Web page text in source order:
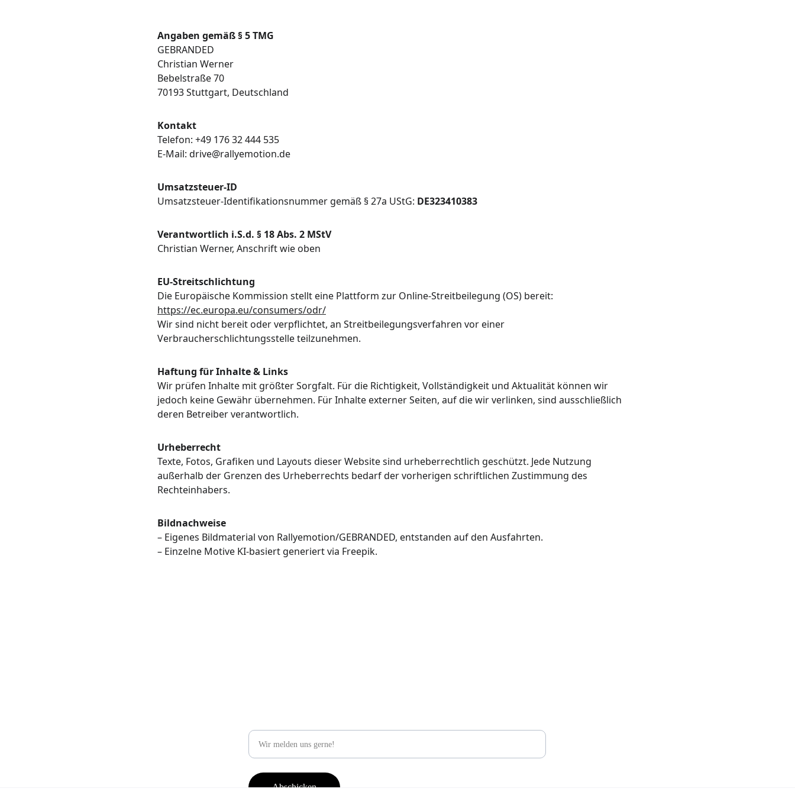
Angaben gemäß § 5 TMG
GEBRANDED
Christian Werner
Bebelstraße 70
70193 Stuttgart, Deutschland
Kontakt
Telefon: +49 176 32 444 535
E-Mail: drive@rallyemotion.de
Umsatzsteuer-ID
Umsatzsteuer-Identifikationsnummer gemäß § 27a UStG: DE323410383
Verantwortlich i.S.d. § 18 Abs. 2 MStV
Christian Werner, Anschrift wie oben
EU-Streitschlichtung
Die Europäische Kommission stellt eine Plattform zur Online-Streitbeilegung (OS) bereit:
https://ec.europa.eu/consumers/odr/
Wir sind nicht bereit oder verpflichtet, an Streitbeilegungsverfahren vor einer
Verbraucherschlichtungsstelle teilzunehmen.
Haftung für Inhalte & Links
Wir prüfen Inhalte mit größter Sorgfalt. Für die Richtigkeit, Vollständigkeit und Aktualität können wir
jedoch keine Gewähr übernehmen. Für Inhalte externer Seiten, auf die wir verlinken, sind ausschließlich
deren Betreiber verantwortlich.
Urheberrecht
Texte, Fotos, Grafiken und Layouts dieser Website sind urheberrechtlich geschützt. Jede Nutzung
außerhalb der Grenzen des Urheberrechts bedarf der vorherigen schriftlichen Zustimmung des
Rechteinhabers.
Bildnachweise
– Eigenes Bildmaterial von Rallyemotion/GEBRANDED, entstanden auf den Ausfahrten.
– Einzelne Motive KI-basiert generiert via Freepik.
Abschicken